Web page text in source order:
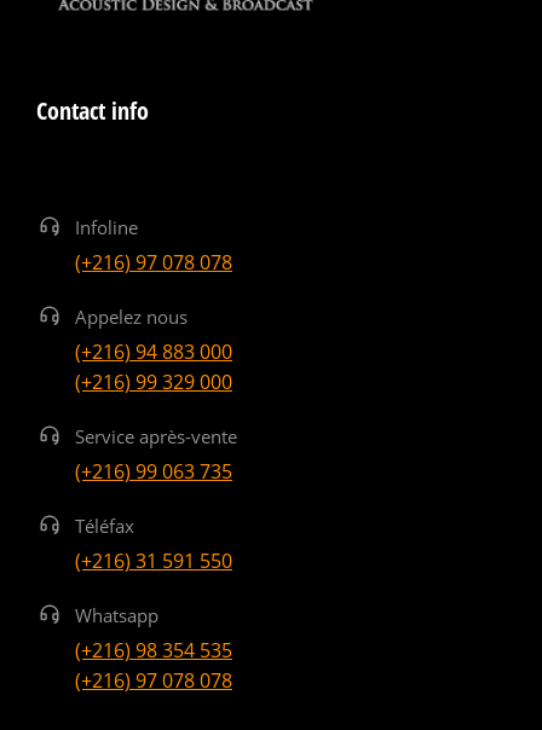
Contact info
Infoline
(+216) 97 078 078
Appelez nous
(+216) 94 883 000
(+216) 99 329 000
Service après-vente
(+216) 99 063 735
Téléfax
(+216) 31 591 550
Whatsapp
(+216) 98 354 535
(+216) 97 078 078